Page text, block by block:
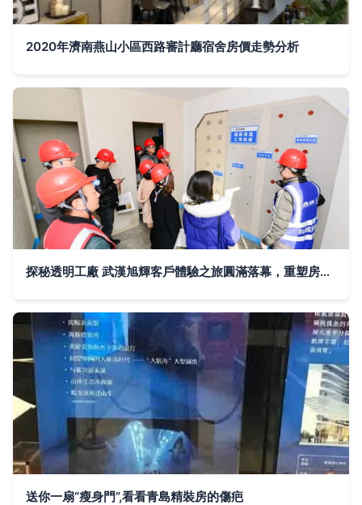
2020年濟南燕山小區西路審計廳宿舍房價走勢分析
探秘透明工廠 武漢旭輝客戶體驗之旅圓滿落幕，重塑房產行業信任標桿
送你一扇“瘦身門”,看看青島精裝房的傷疤